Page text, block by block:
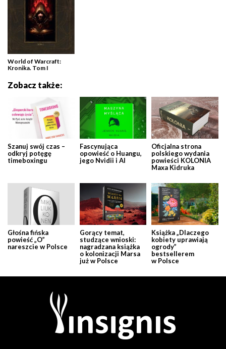
World of Warcraft:
Kronika. Tom I
Zobacz także:
Szanuj swój czas –
odkryj potęgę
timeboxingu
Fascynująca
opowieść o Huangu,
jego Nvidii i AI
Oficjalna strona
polskiego wydania
powieści KOLONIA
Maxa Kidruka
Głośna fińska
powieść „O”
nareszcie w Polsce
Gorący temat,
studzące wnioski:
nagradzana książka
o kolonizacji Marsa
już w Polsce
Książka „Dlaczego
kobiety uprawiają
ogrody”
bestsellerem
w Polsce